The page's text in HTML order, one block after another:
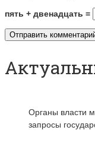
пять + двенадцать =
Органы власти
запросы